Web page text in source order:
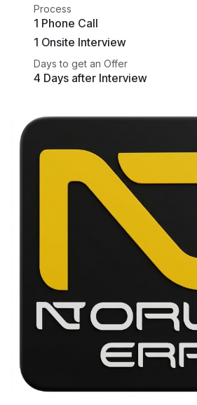
Process
1 Phone Call
1 Onsite Interview
Days to get an Offer
4 Days after Interview